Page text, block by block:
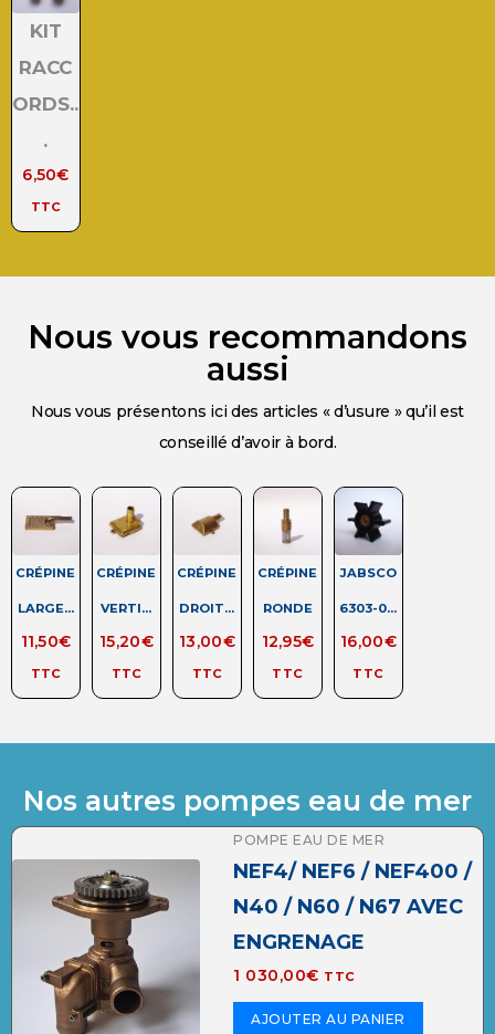
KIT
RACC
ORDS..
.
6,50€
TTC
Nous vous recommandons
aussi
Nous vous présentons ici des articles « d’usure » qu’il est
conseillé d’avoir à bord.
CRÉPINE
LARGE...
11,50€
TTC
CRÉPINE
VERTI...
15,20€
TTC
CRÉPINE
DROIT...
13,00€
TTC
CRÉPINE
RONDE
12,95€
TTC
JABSCO
6303-0...
16,00€
TTC
Nos autres pompes eau de mer
POMPE EAU DE MER
NEF4/ NEF6 / NEF400 /
N40 / N60 / N67 AVEC
ENGRENAGE
1 030,00€ TTC
AJOUTER AU PANIER